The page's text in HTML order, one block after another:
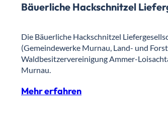
Bäuerliche Hackschnitzel
Die Bäuerliche Hackschnitzel
(Gemeindewerke Murnau, Land- und
Waldbesitzervereinigung Ammer-
Murnau.
Mehr erfahren